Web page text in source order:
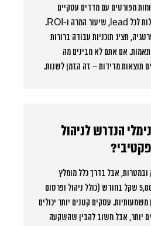
מפורטים עם מדדים עסקיים
ברורים: מספר leads, עלות לכל lead, שיעור המרה ו-ROI.
תציג תוכניות עבודה ברורות
אם אתם לא מבינים מה
תוצאות מדידות – זה הזמן לשנות.
הנדרש לניהול
ובמטרות, אבל בדרך כלל מומלץ
להשקיע לפחות 5,000-8,000 שקל בחודש (כולל ניהול ופרסום
עסקים קטנים יותר יכולים
יותר, אבל חשוב להבין שהשקעה